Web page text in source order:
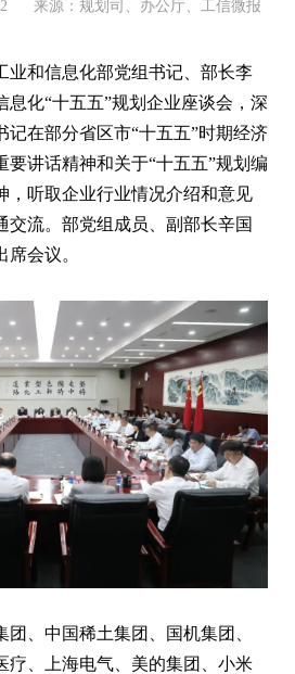
来源：规划司、办公厅、工信微报
业和信息化部党组书记、部长李
息化“十五五”规划企业座谈会，深
记在部分省区市“十五五”时期经济
要讲话精神和关于“十五五”规划编
，听取企业行业情况介绍和意见
交流。部党组成员、副部长辛国
会议。
团、中国稀土集团、国机集团、
疗、上海电气、美的集团、小米